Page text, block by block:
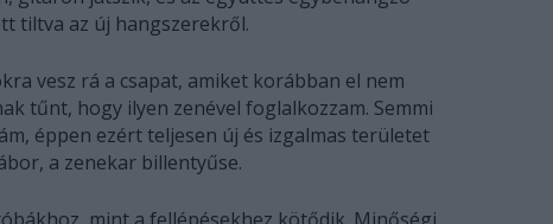
tiltva az új hangszerekről.
vesz rá a csapat, amiket korábban el nem
tűnt, hogy ilyen zenével foglalkozzam. Semmi
éppen ezért teljesen új és izgalmas területet
a zenekar billentyűse.